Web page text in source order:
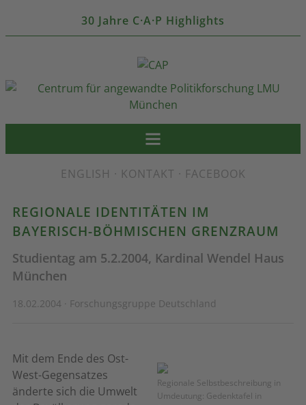
30 Jahre C·A·P Highlights
ENGLISH · KONTAKT · FACEBOOK
REGIONALE IDENTITÄTEN IM
BAYERISCH-BÖHMISCHEN GRENZRAUM
Studientag am 5.2.2004, Kardinal Wendel Haus
München
18.02.2004 · Forschungsgruppe Deutschland
Regionale Selbstbeschreibung in
Umdeutung: Gedenktafel in
Mit dem Ende des Ost-
West-Gegensatzes
änderte sich die Umwelt